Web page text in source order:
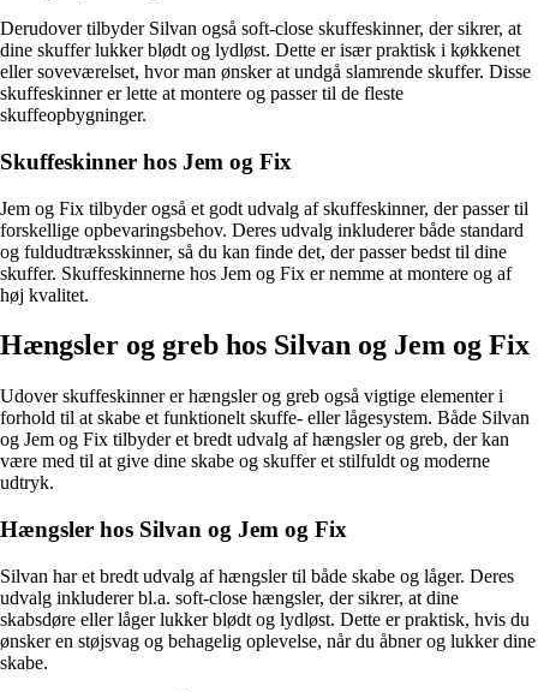
Derudover tilbyder Silvan også soft-close skuffeskinner, der sikrer, at
dine skuffer lukker blødt og lydløst. Dette er især praktisk i køkkenet
eller soveværelset, hvor man ønsker at undgå slamrende skuffer. Disse
skuffeskinner er lette at montere og passer til de fleste
skuffeopbygninger.
Skuffeskinner hos Jem og Fix
Jem og Fix tilbyder også et godt udvalg af skuffeskinner, der passer til
forskellige opbevaringsbehov. Deres udvalg inkluderer både standard
og fuldudtræksskinner, så du kan finde det, der passer bedst til dine
skuffer. Skuffeskinnerne hos Jem og Fix er nemme at montere og af
høj kvalitet.
Hængsler og greb hos Silvan og Jem og Fix
Udover skuffeskinner er hængsler og greb også vigtige elementer i
forhold til at skabe et funktionelt skuffe- eller lågesystem. Både Silvan
og Jem og Fix tilbyder et bredt udvalg af hængsler og greb, der kan
være med til at give dine skabe og skuffer et stilfuldt og moderne
udtryk.
Hængsler hos Silvan og Jem og Fix
Silvan har et bredt udvalg af hængsler til både skabe og låger. Deres
udvalg inkluderer bl.a. soft-close hængsler, der sikrer, at dine
skabsdøre eller låger lukker blødt og lydløst. Dette er praktisk, hvis du
ønsker en støjsvag og behagelig oplevelse, når du åbner og lukker dine
skabe.